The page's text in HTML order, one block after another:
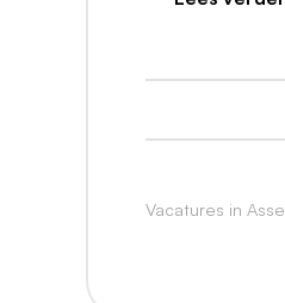
Daarnaast:
Je helpt
Je
Vacatures in